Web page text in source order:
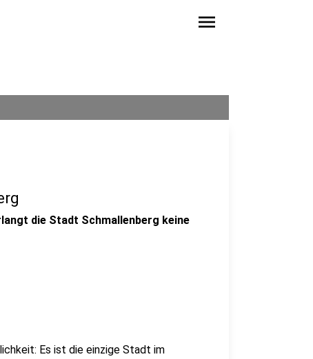
menu
die Stadt Schmallenberg keine
Es ist die einzige Stadt im